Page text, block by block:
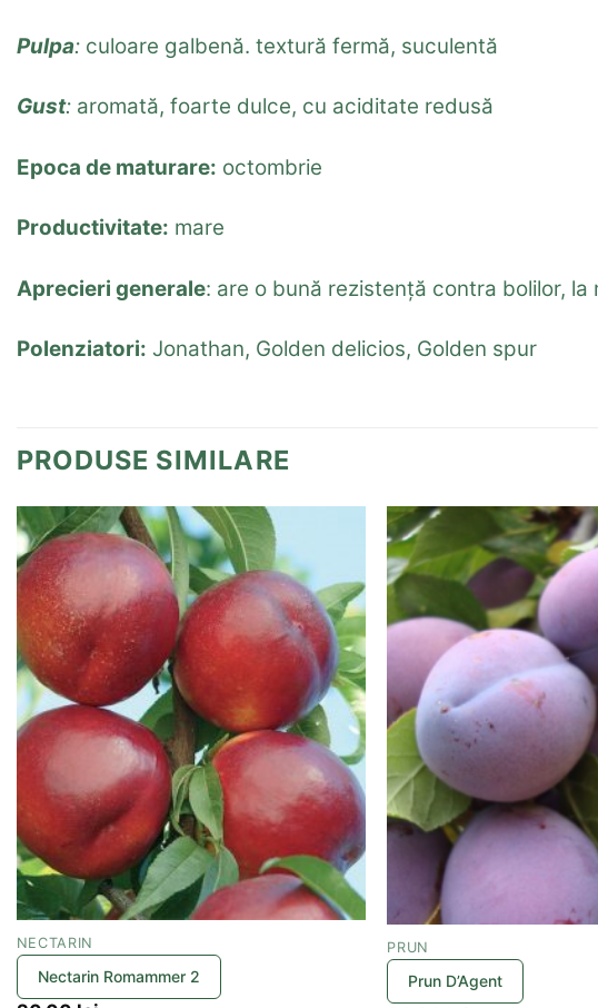
Pulpa: culoare galbenă. textură fermă, suculentă
Gust: aromată, foarte dulce, cu aciditate redusă
Epoca de maturare: octombrie
Productivitate: mare
Aprecieri generale: are o bună rezistență contra bolilor,
Polenziatori: Jonathan, Golden delicios, Golden spur
PRODUSE SIMILARE
NECTARIN
Nectarin Romammer 2
PRUN
Prun D’Agent